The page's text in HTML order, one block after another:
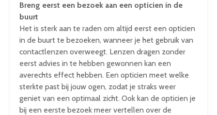
Breng eerst een bezoek aan een opticien in de
buurt
Het is sterk aan te raden om altijd eerst een opticien
in de buurt te bezoeken, wanneer je het gebruik van
contactlenzen overweegt. Lenzen dragen zonder
eerst advies in te hebben gewonnen kan een
averechts effect hebben. Een opticien meet welke
sterkte past bij jouw ogen, zodat je straks weer
geniet van een optimaal zicht. Ook kan de opticien je
bij een eerste bezoek meer vertellen over de